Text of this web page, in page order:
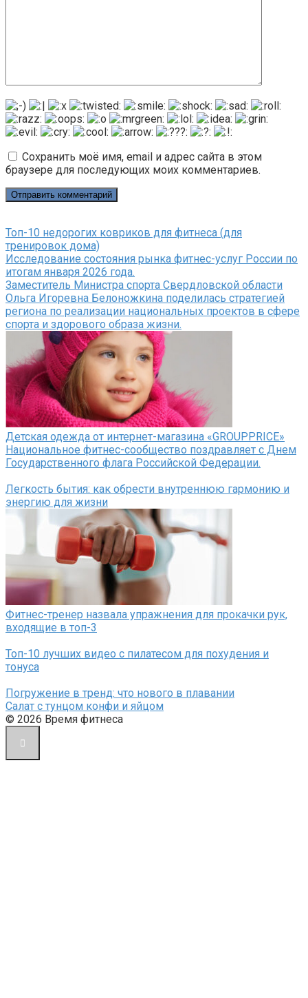
Сохранить моё имя, email и адрес сайта в этом
браузере для последующих моих комментариев.
Топ-10 недорогих ковриков для фитнеса (для
тренировок дома)
Исследование состояния рынка фитнес-услуг России по
итогам января 2026 года.
Заместитель Министра спорта Свердловской области
Ольга Игоревна Белоножкина поделилась стратегией
региона по реализации национальных проектов в сфере
спорта и здорового образа жизни.
Детская одежда от интернет-магазина «GROUPPRICE»
Национальное фитнес-сообщество поздравляет с Днем
Государственного флага Российской Федерации.
Легкость бытия: как обрести внутреннюю гармонию и
энергию для жизни
Фитнес-тренер назвала упражнения для прокачки рук,
входящие в топ-3
Топ-10 лучших видео с пилатесом для похудения и
тонуса
Погружение в тренд: что нового в плавании
Салат с тунцом конфи и яйцом
© 2026 Время фитнеса